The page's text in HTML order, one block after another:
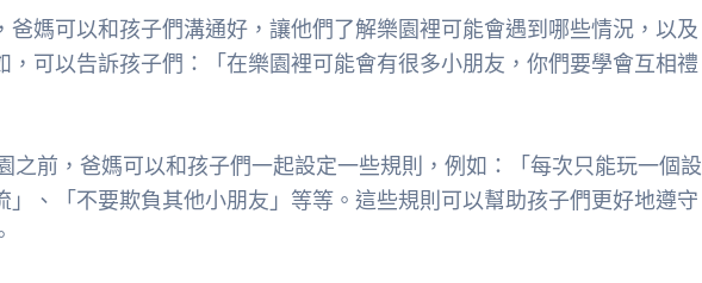
爸媽可以和孩子們溝通好，讓他們了解樂園裡可能會遇到哪些情況，以及
，可以告訴孩子們：「在樂園裡可能會有很多小朋友，你們要學會互相禮
之前，爸媽可以和孩子們一起設定一些規則，例如：「每次只能玩一個設
」、「不要欺負其他小朋友」等等。這些規則可以幫助孩子們更好地遵守